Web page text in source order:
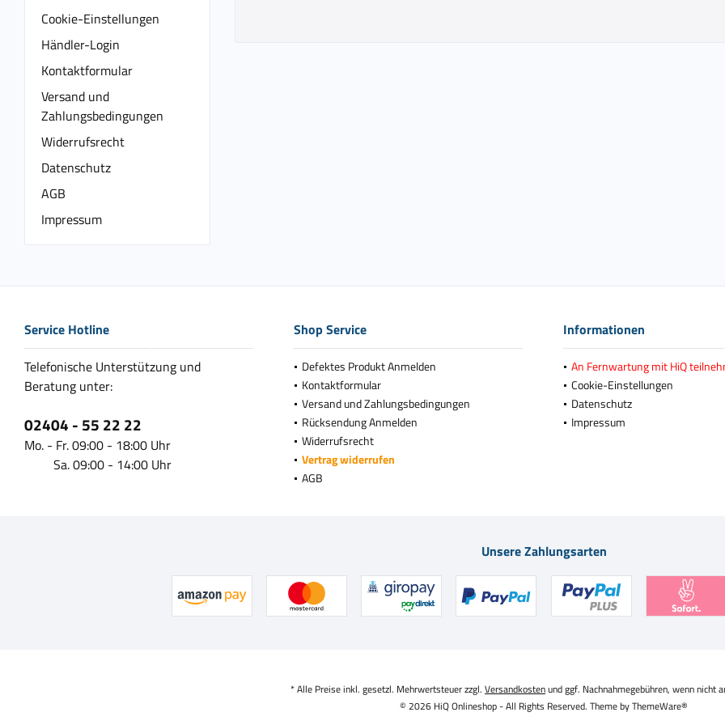
Cookie-Einstellungen
Händler-Login
Kontaktformular
Versand und
Zahlungsbedingungen
Widerrufsrecht
Datenschutz
AGB
Impressum
Service Hotline
Telefonische Unterstützung und
Beratung unter:
02404 - 55 22 22
Mo. - Fr. 09:00 - 18:00 Uhr
Sa. 09:00 - 14:00 Uhr
Shop Service
Defektes Produkt Anmelden
Kontaktformular
Versand und Zahlungsbedingungen
Rücksendung Anmelden
Widerrufsrecht
Vertrag widerrufen
AGB
Informationen
An Fernwartung mit HiQ
Cookie-Einstellungen
Datenschutz
Impressum
Unsere Zahlungsarten
* Alle Preise inkl. gesetzl. Mehrwertsteuer zzgl. Versandkostenund ggf. Nachnahmegebühren, wenn nicht
© 2026 HiQ Onlineshop - All Rights Reserved. Theme byThemeWare®